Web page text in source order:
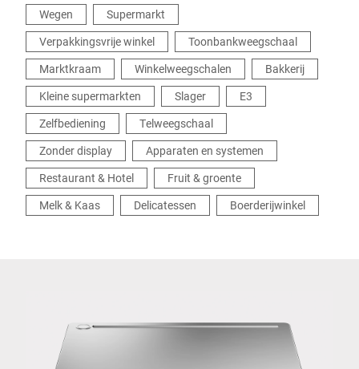
Wegen
Supermarkt
Verpakkingsvrije winkel
Toonbankweegschaal
Marktkraam
Winkelweegschalen
Bakkerij
Kleine supermarkten
Slager
E3
Zelfbediening
Telweegschaal
Zonder display
Apparaten en systemen
Restaurant & Hotel
Fruit & groente
Melk & Kaas
Delicatessen Boerderijwinkel